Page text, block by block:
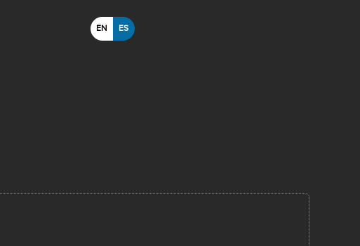
EN ES